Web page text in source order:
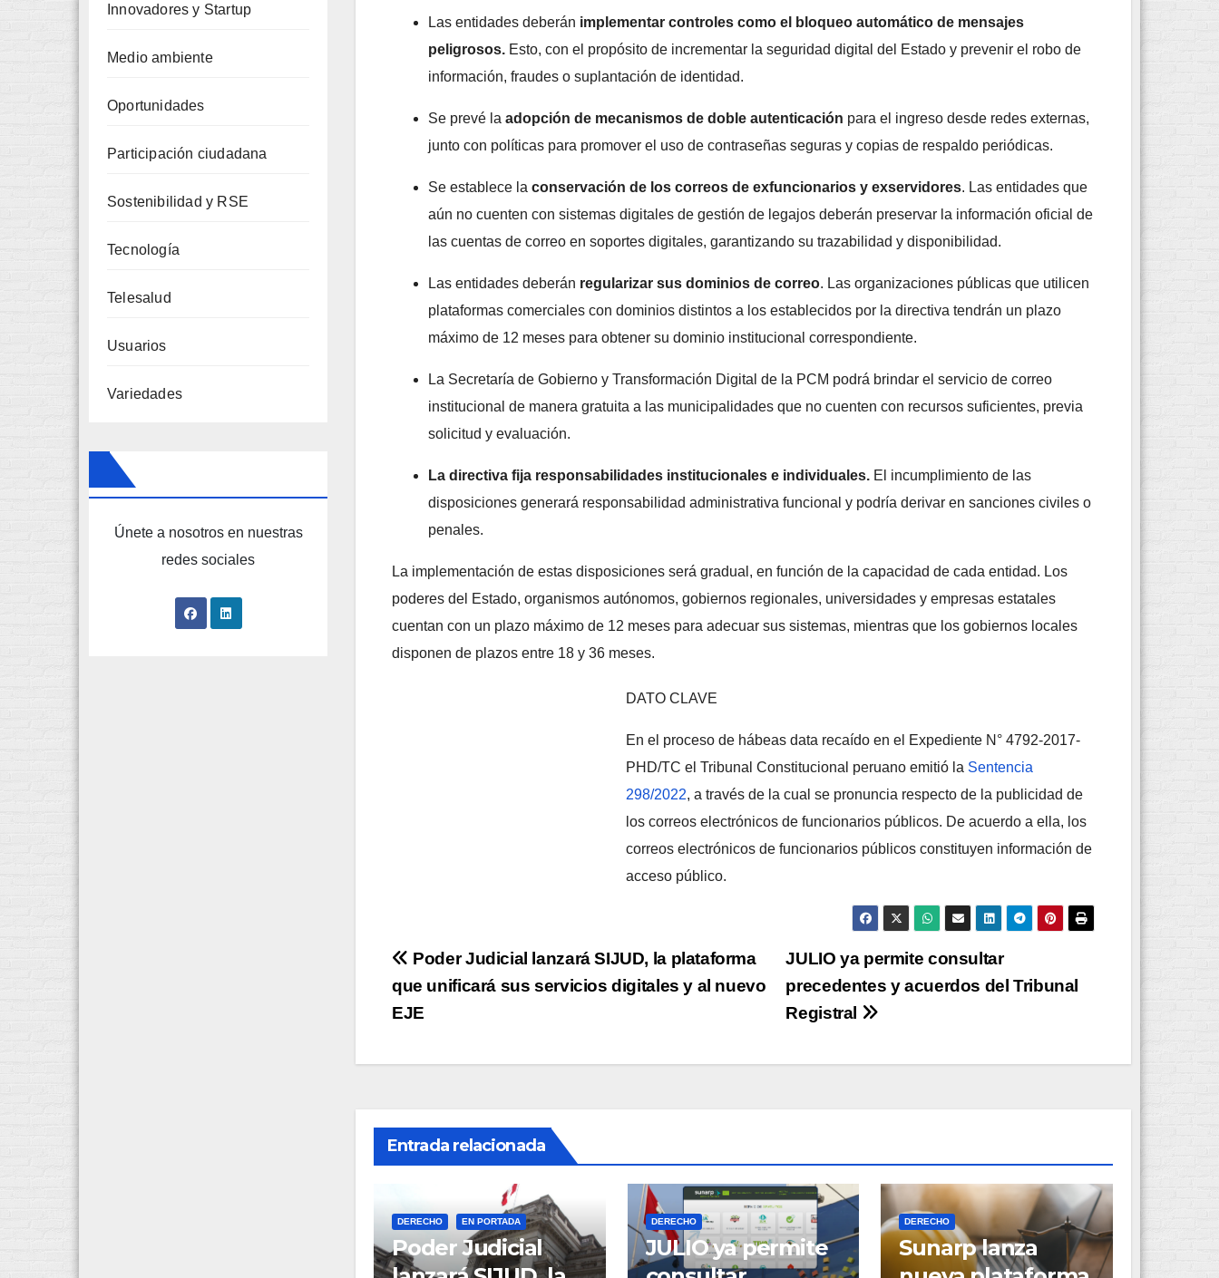
Innovadores y Startup
Medio ambiente
Oportunidades
Participación ciudadana
Sostenibilidad y RSE
Tecnología
Telesalud
Usuarios
Variedades
Únete a nosotros en nuestras
redes sociales
Las entidades deberán implementar controles como el bloqueo automático de mensajes
peligrosos. Esto, con el propósito de incrementar la seguridad digital del Estado y prevenir el robo de
información, fraudes o suplantación de identidad.
Se prevé la adopción de mecanismos de doble autenticación para el ingreso desde redes externas,
junto con políticas para promover el uso de contraseñas seguras y copias de respaldo periódicas.
Se establece la conservación de los correos de exfuncionarios y exservidores. Las entidades que
aún no cuenten con sistemas digitales de gestión de legajos deberán preservar la información oficial de
las cuentas de correo en soportes digitales, garantizando su trazabilidad y disponibilidad.
Las entidades deberán regularizar sus dominios de correo. Las organizaciones públicas que utilicen
plataformas comerciales con dominios distintos a los establecidos por la directiva tendrán un plazo
máximo de 12 meses para obtener su dominio institucional correspondiente.
La Secretaría de Gobierno y Transformación Digital de la PCM podrá brindar el servicio de correo
institucional de manera gratuita a las municipalidades que no cuenten con recursos suficientes, previa
solicitud y evaluación.
La directiva fija responsabilidades institucionales e individuales. El incumplimiento de las
disposiciones generará responsabilidad administrativa funcional y podría derivar en sanciones civiles o
penales.
La implementación de estas disposiciones será gradual, en función de la capacidad de cada entidad. Los
poderes del Estado, organismos autónomos, gobiernos regionales, universidades y empresas estatales
cuentan con un plazo máximo de 12 meses para adecuar sus sistemas, mientras que los gobiernos locales
disponen de plazos entre 18 y 36 meses.
DATO CLAVE
En el proceso de hábeas data recaído en el Expediente N° 4792-2017-
PHD/TC el Tribunal Constitucional peruano emitió la Sentencia
298/2022, a través de la cual se pronuncia respecto de la publicidad de
los correos electrónicos de funcionarios públicos. De acuerdo a ella, los
correos electrónicos de funcionarios públicos constituyen información de
acceso público.
Navegación
de
JULIO ya permite consultar
precedentes y acuerdos del Tribunal
Registral
Poder Judicial lanzará SIJUD, la plataforma
que unificará sus servicios digitales y al nuevo
EJE
Entrada relacionada
DERECHO EN PORTADA
Poder Judicial
DERECHO
JULIO ya permite
DERECHO
Sunarp lanza